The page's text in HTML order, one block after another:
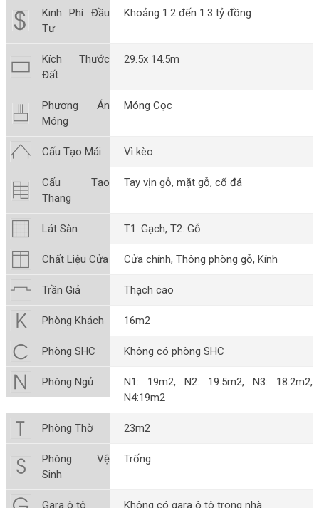
Kinh Phí Đầu
Tư
Khoảng 1.2 đến 1.3 tỷ đồng
Kích Thước
Đất
29.5x 14.5m
Phương Án
Móng
Móng Cọc
Cấu Tạo Mái Vì kèo
Cấu Tạo
Thang
Tay vịn gỗ, mặt gỗ, cổ đá
Lát Sàn T1: Gạch, T2: Gỗ
Chất Liệu Cửa Cửa chính, Thông phòng gỗ, Kính
Trần Giả Thạch cao
Phòng Khách 16m2
Phòng SHC Không có phòng SHC
Phòng Ngủ
N1: 19m2, N2: 19.5m2, N3: 18.2m2,
N4:19m2
Phòng Thờ 23m2
Phòng Vệ
Sinh
Trống
Gara ô tô Không có gara ô tô trong nhà